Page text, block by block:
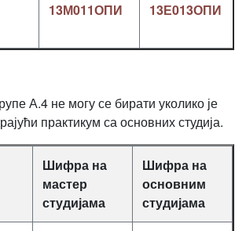
13М011ОПИ 13Е013ОПИ
А.4 не могу се бирати уколико је
практикум са основних студија.
Шифра на
мастер
студијама
Шифра на
основним
студијама